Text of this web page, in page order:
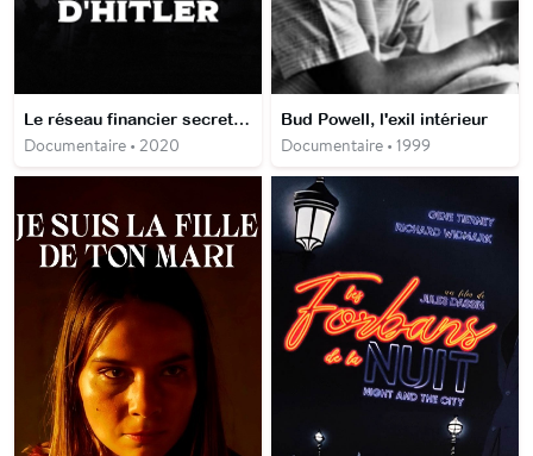
Le réseau financier secret d'Hitler
Documentaire • 2020
Bud Powell, l'exil intérieur
Documentaire • 1999